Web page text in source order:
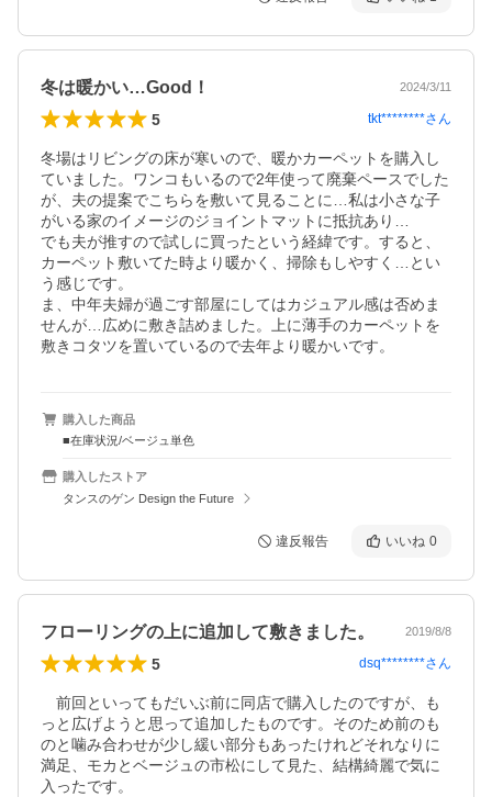
冬は暖かい…Good！ 2024/3/11
5 tkt********さん
冬場はリビングの床が寒いので、暖かカーペットを購入し
ていました。ワンコもいるので2年使って廃棄ペースでした
が、夫の提案でこちらを敷いて見ることに…私は小さな子
がいる家のイメージのジョイントマットに抵抗あり…
でも夫が推すので試しに買ったという経緯です。すると、
カーペット敷いてた時より暖かく、掃除もしやすく…とい
う感じです。
ま、中年夫婦が過ごす部屋にしてはカジュアル感は否めま
せんが…広めに敷き詰めました。上に薄手のカーペットを
購入した商品
■在庫状況/ベージュ単色
購入したストア
タンスのゲン Design the Future
違反報告 いいね 0
フローリングの上に追加して敷きました。 2019/8/8
5 dsq********さん
前回といってもだいぶ前に同店で購入したのですが、も
っと広げようと思って追加したものです。そのため前のも
のと噛み合わせが少し緩い部分もあったけれどそれなりに
満足、モカとベージュの市松にして見た、結構綺麗で気に
入ったです。